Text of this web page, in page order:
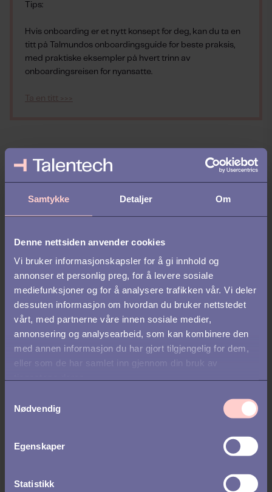
Samtykke Detaljer Om
Denne nettsiden anvender cookies
Vi bruker informasjonskapsler for å gi innhold og
annonser et personlig preg, for å levere sosiale
mediefunksjoner og for å analysere trafikken vår. Vi deler
dessuten informasjon om hvordan du bruker nettstedet
vårt, med partnerne våre innen sosiale medier,
annonsering og analysearbeid, som kan kombinere den
med annen informasjon du har gjort tilgjengelig for dem,
eller som de har samlet inn gjennom din bruk av
Nødvendig
Egenskaper
Statistikk
Tips:
Hvis onboarding er et nytt konsept for deg, kan du ta en
titt på Talmundos onboardingsguide for beste praksis,
med praktiske eksempler på hvert trinn av
onboardingsreisen for nyansatte.
Ta en titt >>>
Fase 4: Talent Management
management. Det er den pågående prosessen med å utvikle
dine ansatte, for å sikre at de når sitt fulle potensial og bidrar
Talent management omfatter alt fra å identifisere og utvikle dine
medarbeideres kompetanse, til å administrere og vedlikeholde
kurs og opplæring, koordinere medarbeidersamtaler og
håndtering av ansattes data.
En god løsning for talent management støtter utviklingen av mer
fornøyde og produktive ansatte, og er avgjørende for enhver
virksomhet som ønsker å nå sine langsiktige forretningsmål.
Håndtering av medarbeiderdata og
management.
Hva er talent management, og hvorfor er det